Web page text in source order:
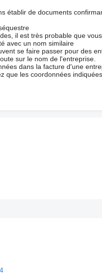
établir de documents
il est très probable que
avec un nom similaire
se faire passer pour des
sur le nom de l'entreprise.
dans la facture d'une
que les coordonnées